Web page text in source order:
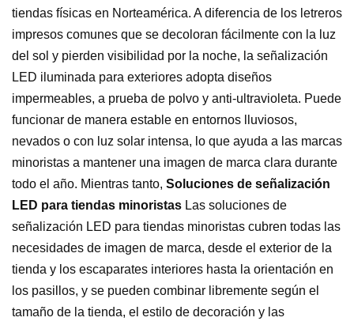
tiendas físicas en Norteamérica. A diferencia de los letreros
impresos comunes que se decoloran fácilmente con la luz
del sol y pierden visibilidad por la noche, la señalización
LED iluminada para exteriores adopta diseños
impermeables, a prueba de polvo y anti-ultravioleta. Puede
funcionar de manera estable en entornos lluviosos,
nevados o con luz solar intensa, lo que ayuda a las marcas
minoristas a mantener una imagen de marca clara durante
todo el año. Mientras tanto, Soluciones de señalización
LED para tiendas minoristas Las soluciones de
señalización LED para tiendas minoristas cubren todas las
necesidades de imagen de marca, desde el exterior de la
tienda y los escaparates interiores hasta la orientación en
los pasillos, y se pueden combinar libremente según el
tamaño de la tienda, el estilo de decoración y las